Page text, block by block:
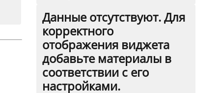
Данные отсутствуют. Для
корректного
отображения виджета
добавьте материалы в
соответствии с его
настройками.